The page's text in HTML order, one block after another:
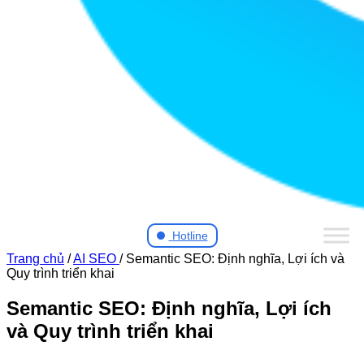
Hotline
Trang chủ /AI SEO / Semantic SEO: Định nghĩa, Lợi ích và
Quy trình triển khai
Semantic SEO: Định nghĩa, Lợi ích
và Quy trình triển khai